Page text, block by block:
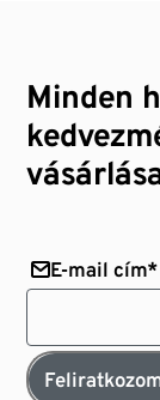
Minden
E-mail cím*